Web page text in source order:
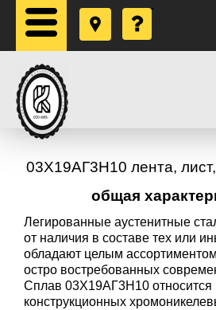
03Х19АГ3Н10 лента, лист,
общая
Легированные аустенитные
от наличия в составе тех или
обладают целым
остро востребованных
Сплав 03Х19АГ3Н10 относится
конструкционных